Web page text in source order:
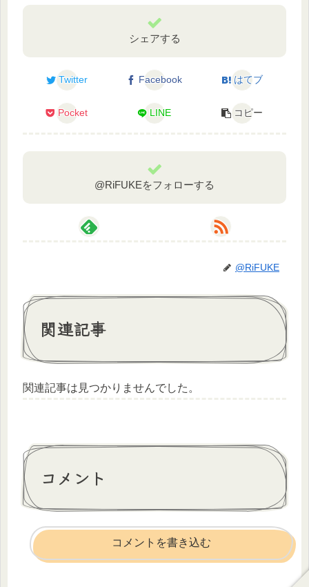
シェアする
Twitter Facebook はてブ
Pocket LINE コピー
@RiFUKEをフォローする
@RiFUKE
関連記事
関連記事は見つかりませんでした。
コメント
コメントを書き込む